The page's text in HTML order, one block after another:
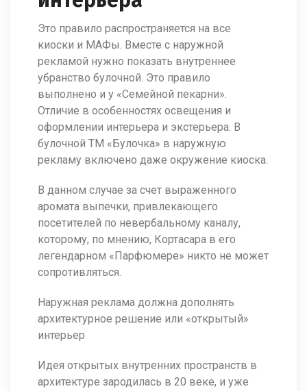
Это правило распространяется на все
киоски и МАФы. Вместе с наружной
рекламой нужно показать внутреннее
убранство булочной. Это правило
выполнено и у «Семейной пекарни».
Отличие в особенностях освещения и
оформлении интерьера и экстерьера. В
булочной ТМ «Булочка» в наружную
рекламу включено даже окружение киоска.
В данном случае за счет выраженного
аромата выпечки, привлекающего
посетителей по невербальному каналу,
которому, по мнению, Кортасара в его
легендарном «Парфюмере» никто не может
сопротивляться.
Наружная реклама должна дополнять
архитектурное решение или «открытый»
интерьер
Идея открытых внутренних пространств в
архитектуре зародилась в 20 веке, и уже